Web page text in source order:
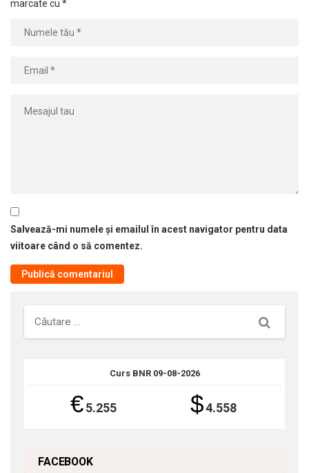
marcate cu *
Salvează-mi numele și emailul în acest navigator pentru data
viitoare când o să comentez.
Căutare
Curs BNR 09-08-2026
€5.255 $4.558
FACEBOOK